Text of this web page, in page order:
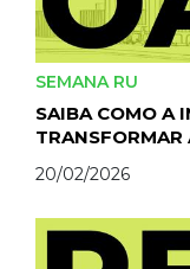
SEMANA RU
SAIBA COMO A
20/02/2026